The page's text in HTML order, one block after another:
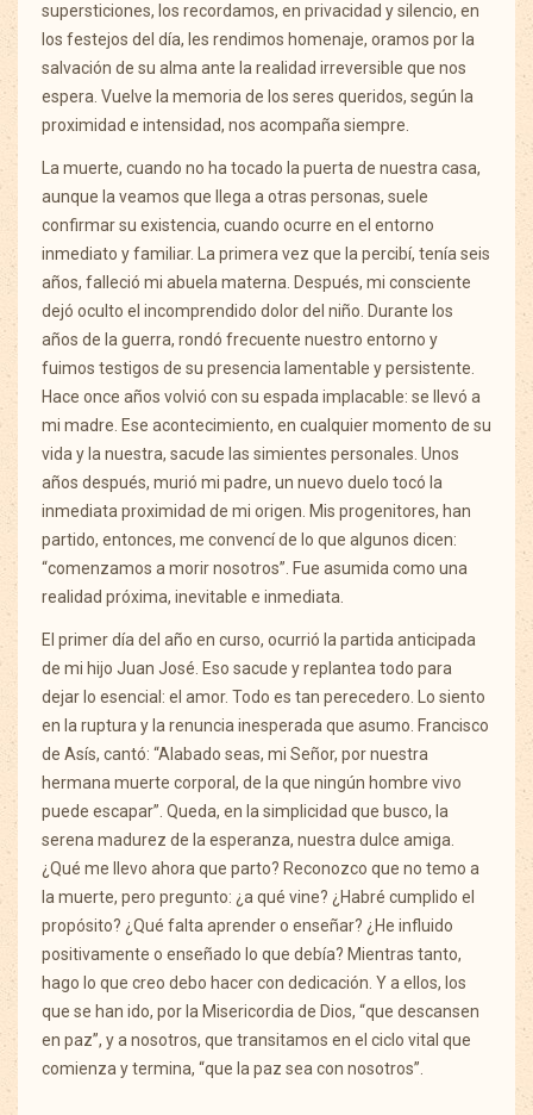
supersticiones, los recordamos, en privacidad y silencio, en
los festejos del día, les rendimos homenaje, oramos por la
salvación de su alma ante la realidad irreversible que nos
espera. Vuelve la memoria de los seres queridos, según la
proximidad e intensidad, nos acompaña siempre.
La muerte, cuando no ha tocado la puerta de nuestra casa,
aunque la veamos que llega a otras personas, suele
confirmar su existencia, cuando ocurre en el entorno
inmediato y familiar. La primera vez que la percibí, tenía seis
años, falleció mi abuela materna. Después, mi consciente
dejó oculto el incomprendido dolor del niño. Durante los
años de la guerra, rondó frecuente nuestro entorno y
fuimos testigos de su presencia lamentable y persistente.
Hace once años volvió con su espada implacable: se llevó a
mi madre. Ese acontecimiento, en cualquier momento de su
vida y la nuestra, sacude las simientes personales. Unos
años después, murió mi padre, un nuevo duelo tocó la
inmediata proximidad de mi origen. Mis progenitores, han
partido, entonces, me convencí de lo que algunos dicen:
“comenzamos a morir nosotros”. Fue asumida como una
realidad próxima, inevitable e inmediata.
El primer día del año en curso, ocurrió la partida anticipada
de mi hijo Juan José. Eso sacude y replantea todo para
dejar lo esencial: el amor. Todo es tan perecedero. Lo siento
en la ruptura y la renuncia inesperada que asumo. Francisco
de Asís, cantó: “Alabado seas, mi Señor, por nuestra
hermana muerte corporal, de la que ningún hombre vivo
puede escapar”. Queda, en la simplicidad que busco, la
serena madurez de la esperanza, nuestra dulce amiga.
¿Qué me llevo ahora que parto? Reconozco que no temo a
la muerte, pero pregunto: ¿a qué vine? ¿Habré cumplido el
propósito? ¿Qué falta aprender o enseñar? ¿He influido
positivamente o enseñado lo que debía? Mientras tanto,
hago lo que creo debo hacer con dedicación. Y a ellos, los
que se han ido, por la Misericordia de Dios, “que descansen
en paz”, y a nosotros, que transitamos en el ciclo vital que
comienza y termina, “que la paz sea con nosotros”.